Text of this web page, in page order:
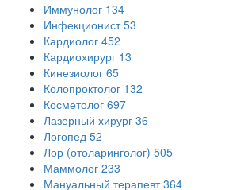
Иммунолог 134
Инфекционист 53
Кардиолог 452
Кардиохирург 13
Кинезиолог 65
Колопроктолог 132
Косметолог 697
Лазерный хирург 36
Логопед 52
Лор (отоларинголог) 505
Маммолог 233
Мануальный терапевт 364